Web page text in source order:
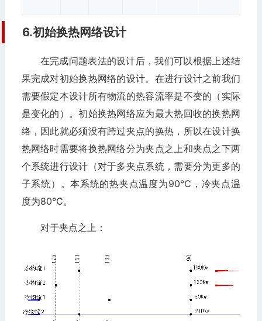
6.初始换热网络设计
在完成问题表法的设计后，我们可以根据上述结
果完成对初始换热网络的设计。在进行设计之前我们
需要假定本设计所有物流的热容流率是不变的（实际
是变化的）。初始换热网络应为最大热回收的换热网
络，因此就必须没有跨过夹点的换热，所以在设计换
热网络时需要将换热网络分为夹点之上和夹点之下两
个系统进行设计（对于多夹点系统，需要分为更多的
子系统）。本系统的热夹点温度为90℃，冷夹点温
度为80℃。
对于夹点之上：